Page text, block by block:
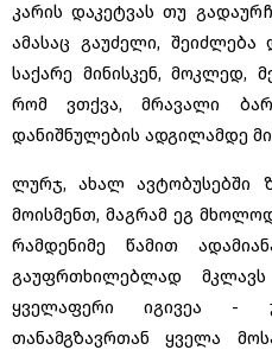
კარის დაკეტვას თუ
ამასაც გაუძელი, შეიძლება
საქარე მინისკენ, მოკლედ,
რომ ვთქვა, მრავალი
დანიშნულების ადგილამდე
ლურჯ, ახალ ავტობუსებში
მოისმენთ, მაგრამ ეგ
რამდენიმე წამით
გაუფრთხილებლად
ყველაფერი იგივეა -
თანამგზავრთან ყველა